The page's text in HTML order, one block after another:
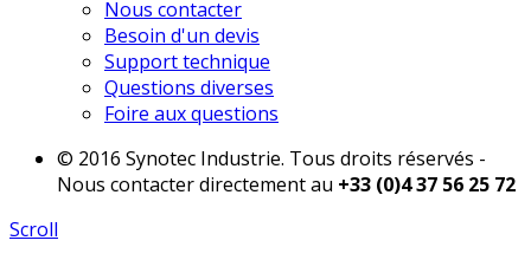
Nous contacter
Besoin d'un devis
Support technique
Questions diverses
Foire aux questions
© 2016 Synotec Industrie. Tous droits réservés -
Nous contacter directement au +33 (0)4 37 56 25 72
Scroll